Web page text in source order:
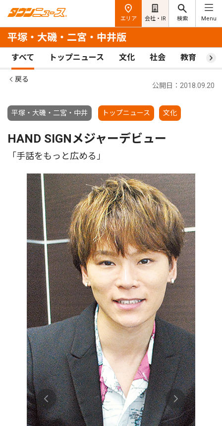
エリア 会社・IR 検索 Menu
平塚・大磯・二宮・中井版
すべて トップニュース 文化 社会 教育 ス
戻る
平塚・大磯・二宮・中井 トップニュース 文化
公開日：2018.09.20
HAND SIGNメジャーデビュー
「手話をもっと広める」